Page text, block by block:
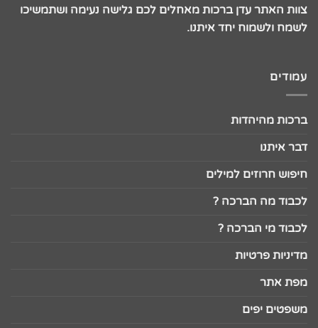
צוות האתר עדן ברכות מאחלים לכם גלישה נעימה ושתמשיכו
לשמח ולשמוח יחד איתנו.
עמודים
ברכות מהיהדות
דבר איתנו
חיפוש חרוזים למילים
לכבוד מה הברכה ?
לכבוד מי הברכה ?
מדיניות פרטיות
מפת אתר
משפטים יפים